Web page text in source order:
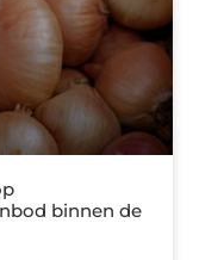
binnen de